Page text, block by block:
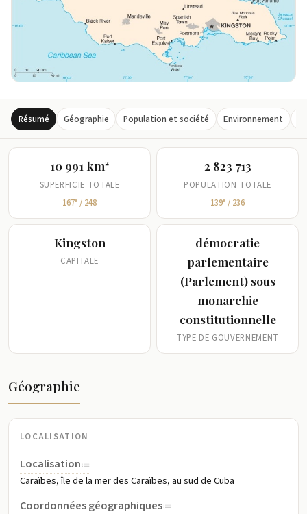
gouvernement. Néanmoins, de nombreuses zones rurales et
touristiques restent relativement sûres et contribuent
substantiellement à l'économie.
Résumé Géographie Population et société Environnement
10 991 km²
SUPERFICIE TOTALE
167ᵉ / 248
2 823 713
POPULATION TOTALE
139ᵉ / 236
Kingston
CAPITALE
démocratie
parlementaire
(Parlement) sous
monarchie
constitutionnelle
TYPE DE GOUVERNEMENT
Géographie
LOCALISATION
Localisation
Caraïbes, île de la mer des Caraïbes, au sud de Cuba
Coordonnées géographiques